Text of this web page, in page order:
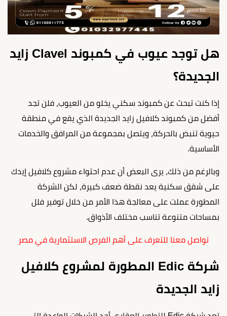
هل توجد عيوب في كمبوند Clavel زايد
الجديدة؟
إذا كنت تبحث عن كمبوند سكني يخلو من العيوب، فلن تجد
أفضل من كمبوند كلافيل زايد الجديدة الذي يقع في منطقة
حيوية تنبض بالحركة، ويتصل بمجموعة من المرافق والخدمات
الأساسية.
وبالرغم من ذلك، يرى البعض أن عدم احتواء مشروع كلافيل إيدك
على شقق سكنية يعد نقطة ضعف كبيرة، لكن الشركة
المطورة عملت على معالجة هذا الأمر من خلال توفير فلل
بمساحات متنوعة تناسب مختلف الأذواق.
تواصل معنا للتعرف على أهم الفرص الاستثمارية في مصر
شركة Edic المطورة لمشروع كلافيل
زايد الجديدة